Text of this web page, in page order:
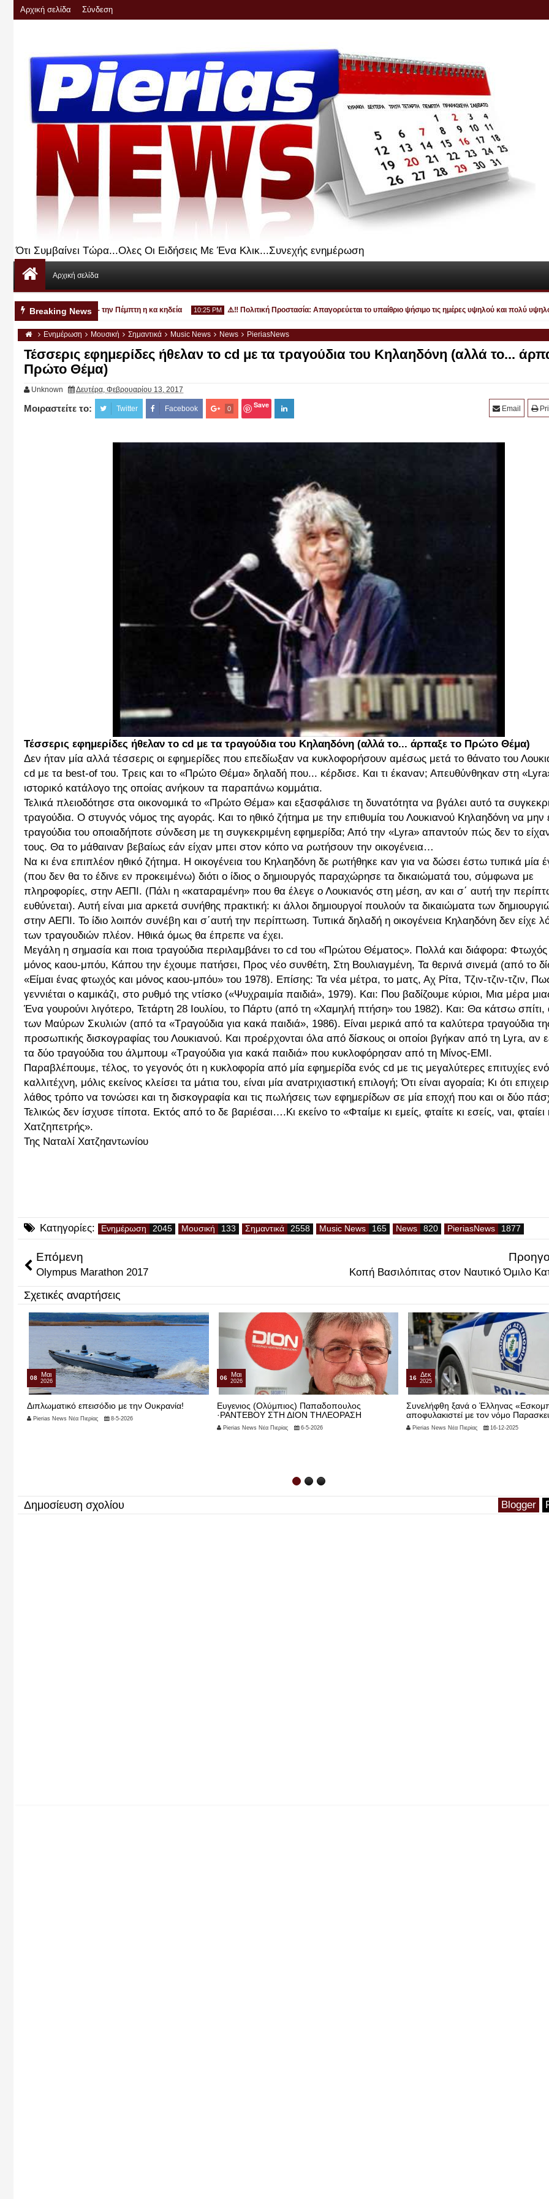
Αρχική σελίδα Σύνδεση
Ότι Συμβαίνει Τώρα...Ολες Οι Ειδήσεις Με Ένα Κλικ...Συνεχής ενημέρωση
Αρχική σελίδα
Breaking News
στην Κατερίνη - την Πέμπτη η κα κηδεία 10:25 PM
2026
⚠️‼️ Πολιτική Προστασία: Απαγορεύεται το υπαίθριο ψήσιμο τις ημέρες υψηλού και πολύ υψηλού
Ενημέρωση Μουσική Σημαντικά Music News News PieriasNews
Τέσσερις εφημερίδες ήθελαν το cd με τα τραγούδια του Κηλαηδόνη (αλλά το...
Πρώτο Θέμα)
Unknown Δευτέρα, Φεβρουαρίου 13, 2017
Μοιραστείτε το: Twitter Facebook 0 Save Email
Τέσσερις εφημερίδες ήθελαν το cd με τα τραγούδια του Κηλαηδόνη (αλλά το... άρπαξε το Πρώτο Θέμα)
Δεν ήταν μία αλλά τέσσερις οι εφημερίδες που επεδίωξαν να κυκλοφορήσουν αμέσως μετά το θάνατο του
cd με τα best-of του. Τρεις και το «Πρώτο Θέμα» δηλαδή που... κέρδισε. Και τι έκαναν; Απευθύνθηκαν στη
ιστορικό κατάλογο της οποίας ανήκουν τα παραπάνω κομμάτια.
Τελικά πλειοδότησε στα οικονομικά το «Πρώτο Θέμα» και εξασφάλισε τη δυνατότητα να βγάλει αυτό τα
τραγούδια. Ο στυγνός νόμος της αγοράς. Και το ηθικό ζήτημα με την επιθυμία του Λουκιανού Κηλαηδόνη να μην
τραγούδια του οποιαδήποτε σύνδεση με τη συγκεκριμένη εφημερίδα; Από την «Lyra» απαντούν πώς δεν το
τους. Θα το μάθαιναν βεβαίως εάν είχαν μπει στον κόπο να ρωτήσουν την οικογένεια…
Να κι ένα επιπλέον ηθικό ζήτημα. Η οικογένεια του Κηλαηδόνη δε ρωτήθηκε καν για να δώσει έστω τυπικά μία
(που δεν θα το έδινε εν προκειμένω) διότι ο ίδιος ο δημιουργός παραχώρησε τα δικαιώματά του, σύμφωνα με
πληροφορίες, στην ΑΕΠΙ. (Πάλι η «καταραμένη» που θα έλεγε ο Λουκιανός στη μέση, αν και σ΄ αυτή την
ευθύνεται). Αυτή είναι μια αρκετά συνήθης πρακτική: κι άλλοι δημιουργοί πουλούν τα δικαιώματα των
στην ΑΕΠΙ. Το ίδιο λοιπόν συνέβη και σ΄αυτή την περίπτωση. Τυπικά δηλαδή η οικογένεια Κηλαηδόνη δεν είχε
των τραγουδιών πλέον. Ηθικά όμως θα έπρεπε να έχει.
Μεγάλη η σημασία και ποια τραγούδια περιλαμβάνει το cd του «Πρώτου Θέματος». Πολλά και διάφορα: Φτωχός
μόνος καου-μπόυ, Κάπου την έχουμε πατήσει, Προς νέο συνθέτη, Στη Βουλιαγμένη, Τα θερινά σινεμά (από το
«Είμαι ένας φτωχός και μόνος καου-μπόυ» του 1978). Επίσης: Τα νέα μέτρα, το ματς, Αχ Ρίτα, Τζιν-τζιν-τζιν,
γεννιέται ο καμικάζι, στο ρυθμό της ντίσκο («Ψυχραιμία παιδιά», 1979). Και: Που βαδίζουμε κύριοι, Μια μέρα
Ένα γουρούνι λιγότερο, Τετάρτη 28 Ιουλίου, το Πάρτυ (από τη «Χαμηλή πτήση» του 1982). Και: Θα κάτσω
των Μαύρων Σκυλιών (από τα «Τραγούδια για κακά παιδιά», 1986). Είναι μερικά από τα καλύτερα τραγούδια
προσωπικής δισκογραφίας του Λουκιανού. Και προέρχονται όλα από δίσκους οι οποίοι βγήκαν από τη Lyra, αν
τα δύο τραγούδια του άλμπουμ «Τραγούδια για κακά παιδιά» που κυκλοφόρησαν από τη Μίνος-ΕΜΙ.
Παραβλέπουμε, τέλος, το γεγονός ότι η κυκλοφορία από μία εφημερίδα ενός cd με τις μεγαλύτερες επιτυχίες
καλλιτέχνη, μόλις εκείνος κλείσει τα μάτια του, είναι μία ανατριχιαστική επιλογή; Ότι είναι αγοραία; Κι ότι
λάθος τρόπο να τονώσει και τη δισκογραφία και τις πωλήσεις των εφημερίδων σε μία εποχή που και οι δύο
Τελικώς δεν ίσχυσε τίποτα. Εκτός από το δε βαριέσαι….Κι εκείνο το «Φταίμε κι εμείς, φταίτε κι εσείς, ναι, φταίει
Χατζηπετρής».
Της Ναταλί Χατζηαντωνίου
Κατηγορίες: Ενημέρωση Μουσική Σημαντικά Music News News PieriasNews
Επόμενη
Olympus Marathon 2017 Κοπή Βασιλόπιτας στον Ναυτικό Όμιλο
Σχετικές αναρτήσεις
08 Μαι
2026
Διπλωματικό επεισόδιο με την Ουκρανία!
Pierias News Νέα Πιερίας 8-5-2026
06 Μαι
2026
Ευγενιος (Ολύμπιος) Παπαδοπουλος
·ΡΑΝΤΕΒΟΥ ΣΤΗ ΔΙΟΝ ΤΗΛΕΟΡΑΣΗ
Pierias News Νέα Πιερίας 6-5-2026
16 Δεκ
2025
Συνελήφθη ξανά ο Έλληνας
αποφυλακιστεί με τον νόμο
Pierias News Νέα Πιερίας 16-12-2025
Δημοσίευση σχολίου Blogger